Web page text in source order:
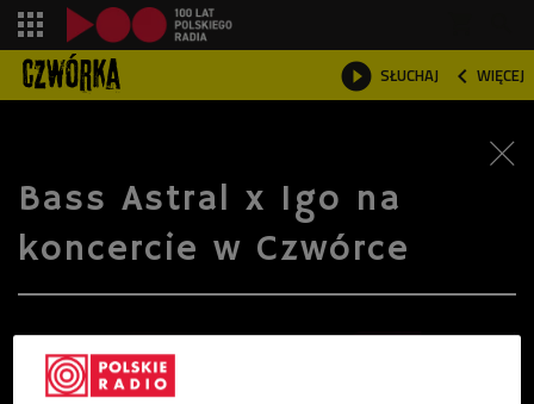
 SŁUCHAJ  WIĘCEJ

Bass Astral x Igo na
koncercie w Czwórce